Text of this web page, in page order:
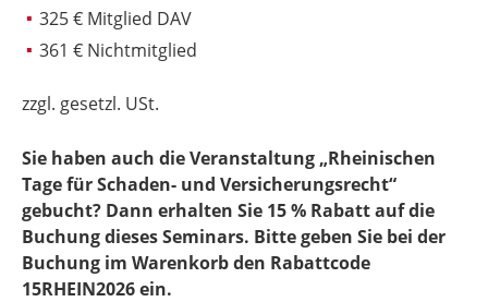
325 € Mitglied DAV
361 € Nichtmitglied
zzgl. gesetzl. USt.
Sie haben auch die Veranstaltung „Rheinischen
Tage für Schaden- und Versicherungsrecht“
gebucht? Dann erhalten Sie 15 % Rabatt auf die
Buchung dieses Seminars. Bitte geben Sie bei der
Buchung im Warenkorb den Rabattcode
15RHEIN2026 ein.